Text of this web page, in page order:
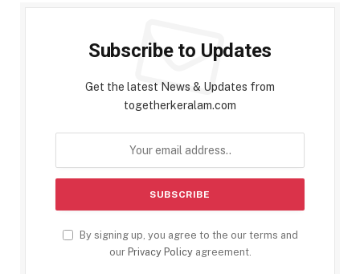
Subscribe to Updates
Get the latest News & Updates from
togetherkeralam.com
By signing up, you agree to the our terms and
our Privacy Policyagreement.